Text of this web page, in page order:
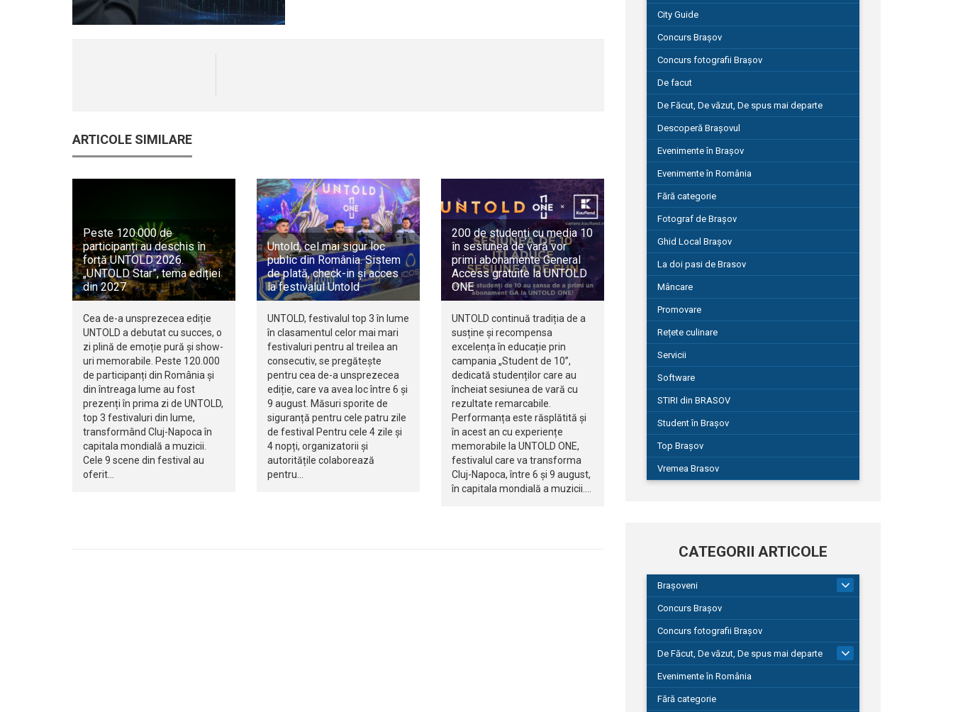
ARTICOLE SIMILARE
Peste 120.000 de
participanți au deschis în
forță UNTOLD 2026.
„UNTOLD Star”, tema ediției
din 2027
Cea de-a unsprezecea ediție
UNTOLD a debutat cu succes, o
zi plină de emoție pură și show-
uri memorabile. Peste 120.000
de participanți din România și
din întreaga lume au fost
prezenți în prima zi de UNTOLD,
top 3 festivaluri din lume,
transformând Cluj-Napoca în
capitala mondială a muzicii.
Cele 9 scene din festival au
oferit…
Untold, cel mai sigur loc
public din România. Sistem
de plată, check-in și acces
la festivalul Untold
UNTOLD, festivalul top 3 în lume
în clasamentul celor mai mari
festivaluri pentru al treilea an
consecutiv, se pregătește
pentru cea de-a unsprezecea
ediție, care va avea loc între 6 și
9 august. Măsuri sporite de
siguranță pentru cele patru zile
de festival Pentru cele 4 zile și
4 nopți, organizatorii și
autoritățile colaborează
pentru…
200 de studenți cu media 10
în sesiunea de vară vor
primi abonamente General
Access gratuite la UNTOLD
ONE
UNTOLD continuă tradiția de a
susține și recompensa
excelența în educație prin
campania „Student de 10”,
dedicată studenților care au
încheiat sesiunea de vară cu
rezultate remarcabile.
Performanța este răsplătită și
în acest an cu experiențe
memorabile la UNTOLD ONE,
festivalul care va transforma
Cluj-Napoca, între 6 și 9 august,
în capitala mondială a muzicii.…
City Guide
Concurs Brașov
Concurs fotografii Brașov
De facut
De Făcut, De văzut, De spus mai departe
Descoperă Brașovul
Evenimente în Brașov
Evenimente în România
Fără categorie
Fotograf de Brașov
Ghid Local Brașov
La doi pasi de Brasov
Mâncare
Promovare
Rețete culinare
Servicii
Software
STIRI din BRASOV
Student în Brașov
Top Brașov
Vremea Brasov
CATEGORII ARTICOLE
Brașoveni
Concurs Brașov
Concurs fotografii Brașov
De Făcut, De văzut, De spus mai departe
149
Evenimente în România
Fără categorie